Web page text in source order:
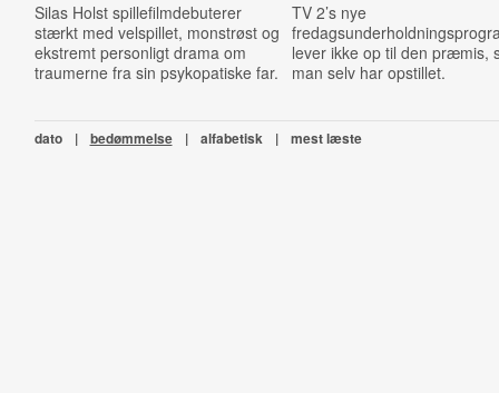
Silas Holst spillefilmdebuterer
stærkt med velspillet, monstrøst og
ekstremt personligt drama om
traumerne fra sin psykopatiske far.
TV 2’s nye
lever ikke op til den præmis,
man selv har opstillet.
dato | bedømmelse | alfabetisk | mest læste